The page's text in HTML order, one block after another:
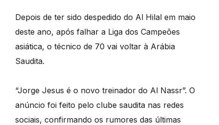
Depois de ter sido despedido do Al Hilal em maio
deste ano, após falhar a Liga dos Campeões
asiática, o técnico de 70 vai voltar à Arábia
Saudita.
“Jorge Jesus é o novo treinador do Al Nassr”. O
anúncio foi feito pelo clube saudita nas redes
sociais, confirmando os rumores das últimas